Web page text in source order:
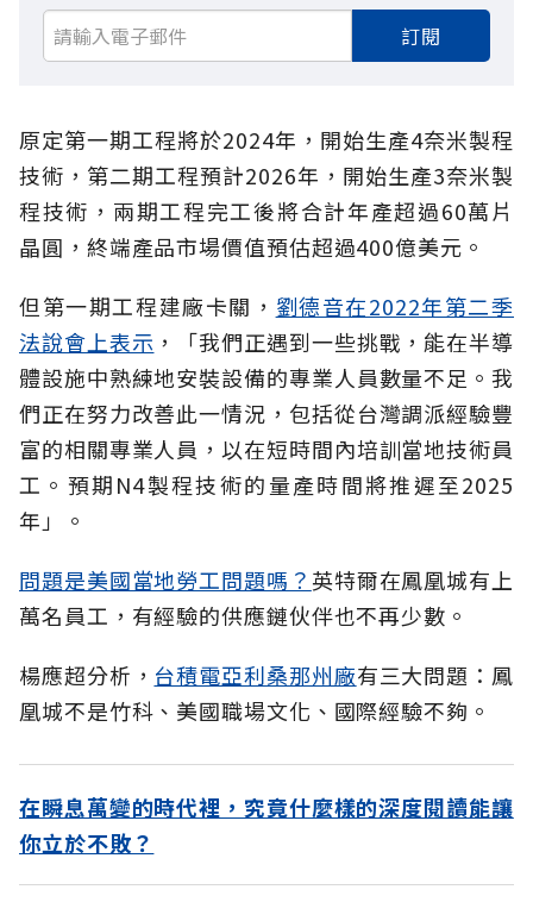
訂閱
原定第一期工程將於2024年，開始生產4奈米製程
技術，第二期工程預計2026年，開始生產3奈米製
程技術，兩期工程完工後將合計年產超過60萬片
晶圓，終端產品市場價值預估超過400億美元。
但第一期工程建廠卡關， 劉德音在2022年第二季
法說會上表示 ，「我們正遇到一些挑戰，能在半導
體設施中熟練地安裝設備的專業人員數量不足。我
們正在努力改善此一情況，包括從台灣調派經驗豐
富的相關專業人員，以在短時間內培訓當地技術員
工。預期N4製程技術的量產時間將推遲至2025
年」。
問題是美國當地勞工問題嗎？ 英特爾在鳳凰城有上
萬名員工，有經驗的供應鏈伙伴也不再少數。
楊應超分析， 台積電亞利桑那州廠有三大問題：鳳
凰城不是竹科、美國職場文化、國際經驗不夠。
在瞬息萬變的時代裡，究竟什麼樣的深度閱讀能讓
你立於不敗？